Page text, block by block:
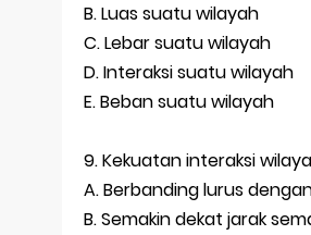
B. Luas suatu wilayah
C. Lebar suatu wilayah
D. Interaksi suatu wilayah
E. Beban suatu wilayah
9. Kekuatan interaksi
A. Berbanding lurus
B. Semakin dekat jarak